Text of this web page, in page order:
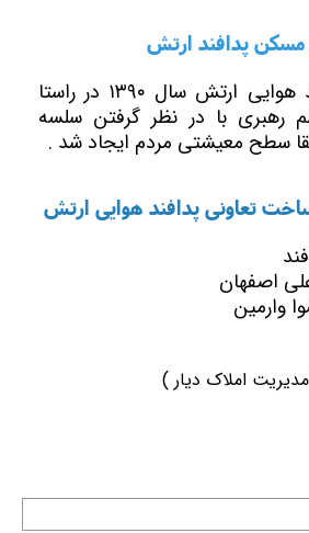
پدافند ارتش
تعاونی مسکن پدافند هوایی ارتش سال ۱۳۹۰ در راستا
رهبری با در نظر گرفتن سلسه
سطح معیشتی مردم ایجاد شد .
تعاونی پدافند هوایی ارتش
اصفهان
وارمین
املاک دیار )